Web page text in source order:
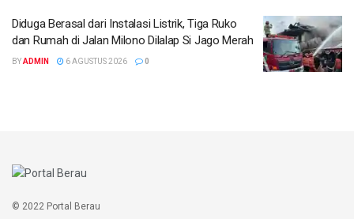
Diduga Berasal dari Instalasi Listrik, Tiga Ruko
dan Rumah di Jalan Milono Dilalap Si Jago Merah
BYADMIN 6 AGUSTUS 2026 0
© 2022 Portal Berau